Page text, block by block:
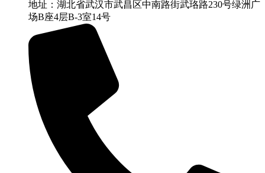
地址：湖北省武汉市武昌区中南路街武珞路230号绿洲广
场B座4层B-3室14号